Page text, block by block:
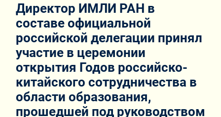
Директор ИМЛИ РАН в
составе официальной
российской делегации принял
участие в церемонии
открытия Годов российско-
китайского сотрудничества в
области образования,
прошедшей под руководством